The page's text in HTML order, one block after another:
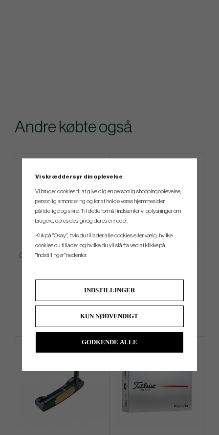
Andre købte også
Odyssey Square 2 Square TRI-
Info Køb Info Køb
Vi skræddersyr din oplevelse
Vi bruger cookies til at give dig en personlig shoppingoplevelse,
personlig annoncering og for at holde vores hjemmesider
pålidelige og sikre. Til dette formål indsamler vi oplysninger om
brugere, deres design og deres enheder.
Klik på "Okay", hvis du tillader alle cookies eller vælg, hvilke
cookies du tillader, og hvilke du vil slå fra ved at klikke på
"Indstillinger" nedenfor.
INDSTILLINGER
KUN NØDVENDIGT
GODKENDE ALLE